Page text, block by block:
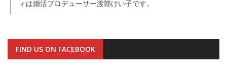
ィは婚活プロデューサー渡部けい子です。
FIND US ON FACEBOOK